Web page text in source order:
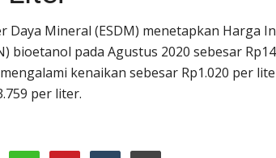
Daya Mineral (ESDM) menetapkan Harga
bioetanol pada Agustus 2020 sebesar
kenaikan sebesar Rp1.020 per
per liter.